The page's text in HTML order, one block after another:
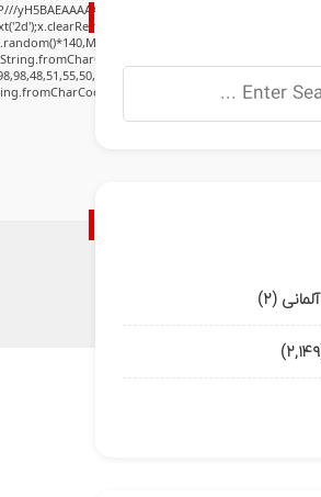
yH5BAEAAAAALAAAAAABAAEAAAIBRAA7"
i=0;i
(۲)